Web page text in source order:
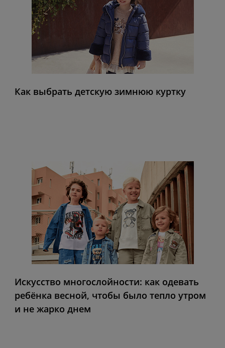
Как выбрать детскую зимнюю куртку
Искусство многослойности: как одевать
ребёнка весной, чтобы было тепло утром
и не жарко днем
в разделе NEW
в каталог